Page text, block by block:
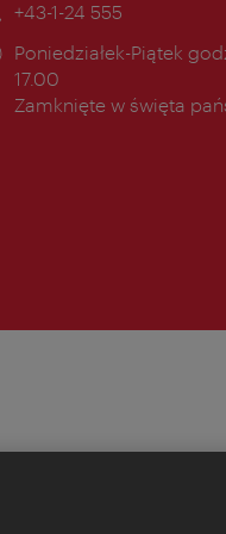
Telefon:
+43-1-24 555
Godziny
otwarcia:
Poniedziałek-Piątek
17.00
Zamknięte w święta